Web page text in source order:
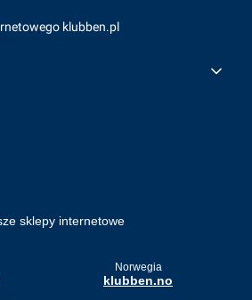
klubben.pl
sklepy internetowe
Norwegia
klubben.no